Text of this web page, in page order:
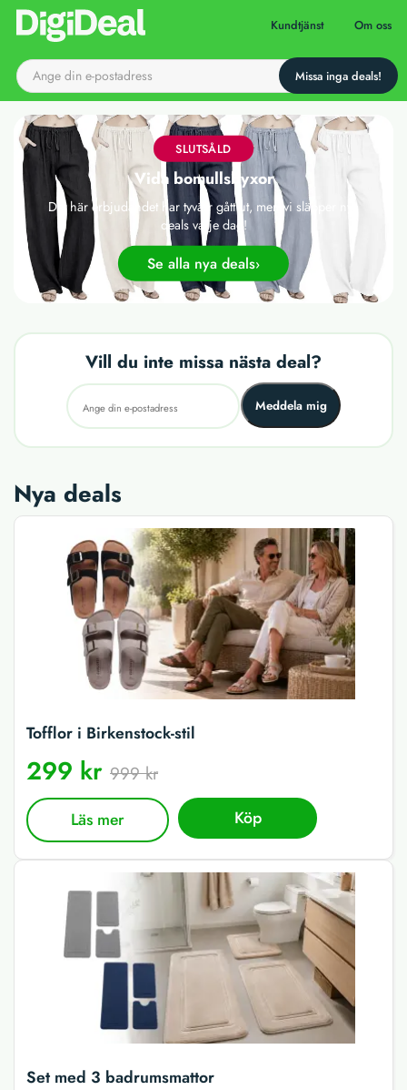
Till startsidan Kundtjänst Om oss
SLUTSÅLD
Vida bomullsbyxor
Det här erbjudandet har tyvärr gått ut, men vi släpper nya
deals varje dag!
Se alla nya deals
Vill du inte missa nästa deal?
Meddela mig
Nya deals
Tofflor i Birkenstock-stil
299 kr 999 kr
Läs mer Köp
Set med 3 badrumsmattor